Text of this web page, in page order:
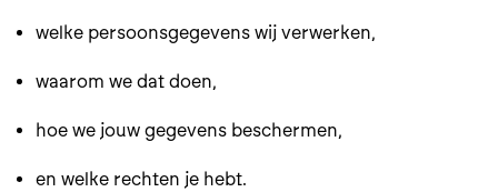
welke persoonsgegevens wij verwerken,
waarom we dat doen,
hoe we jouw gegevens beschermen,
en welke rechten je hebt.